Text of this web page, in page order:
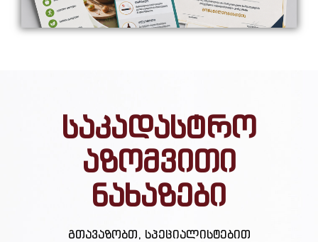
საკადასტრო
აზომვითი
ნახაზები
გთავაზობთ, სპეციალისტებით